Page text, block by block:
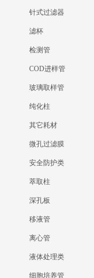
针式过滤器
滤杯
检测管
COD进样管
玻璃取样管
纯化柱
其它耗材
微孔过滤膜
安全防护类
萃取柱
深孔板
移液管
离心管
液体处理类
细胞培养管